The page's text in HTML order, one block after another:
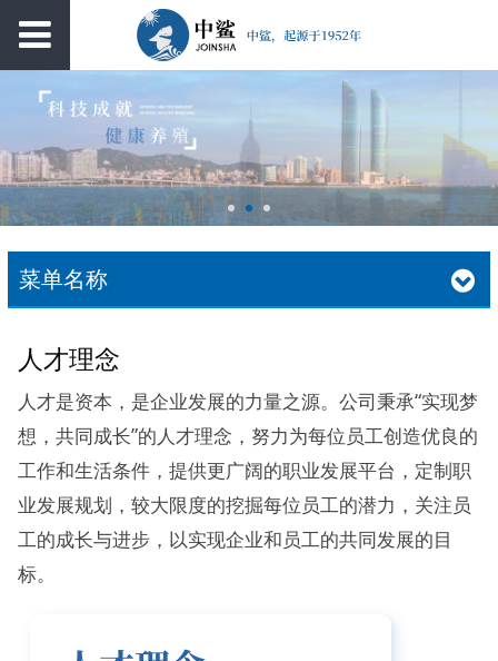
菜单名称
人才理念
人才是资本，是企业发展的力量之源。公司秉承“实现梦
想，共同成长”的人才理念，努力为每位员工创造优良的
工作和生活条件，提供更广阔的职业发展平台，定制职
业发展规划，较大限度的挖掘每位员工的潜力，关注员
工的成长与进步，以实现企业和员工的共同发展的目
标。